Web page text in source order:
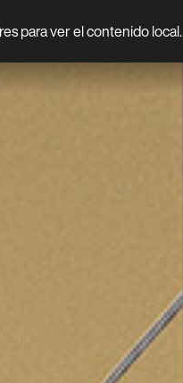
para ver el contenido local.
World